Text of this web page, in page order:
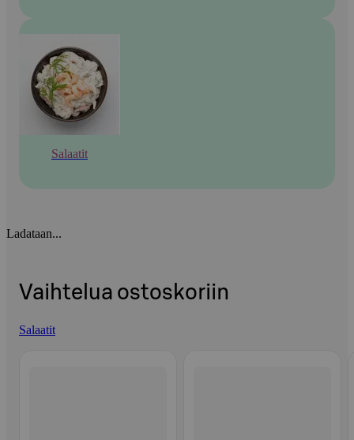
Salaatit
Ladataan...
Vaihtelua ostoskoriin
Salaatit